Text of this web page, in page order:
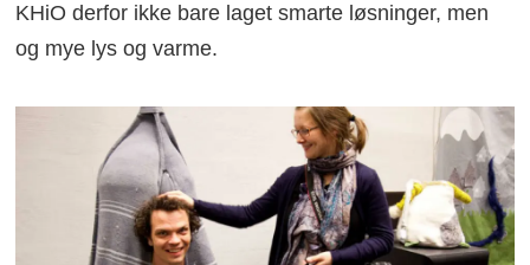
KHiO derfor ikke bare laget smarte løsninger, men
og mye lys og varme.